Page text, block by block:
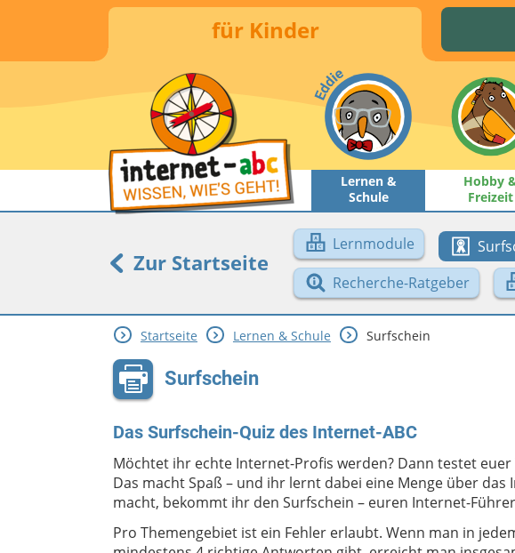
für Kinder
Lernen &
Schule
Hobby
Freizeit
Zur Startseite
Lernmodule
Recherche-Ratgeber
Startseite Lernen & Schule Surfschein
Surfschein
Das Surfschein-Quiz des Internet-ABC
Möchtet ihr echte Internet-Profis werden? Dann testet
Das macht Spaß – und ihr lernt dabei eine Menge über
macht, bekommt ihr den Surfschein – euren Internet-
Pro Themengebiet ist ein Fehler erlaubt. Wenn man in